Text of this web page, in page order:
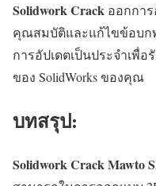
Solidwork Crack ออกกา
คุณสมบัติและแก้ไขข้อบก
การอัปเดตเป็นประจำเพื่
ของ SolidWorks ของคุณ
บทสรุป:
Solidwork Crack Mawto